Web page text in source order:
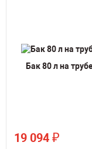
Бак 80 л на
19 094 ₽